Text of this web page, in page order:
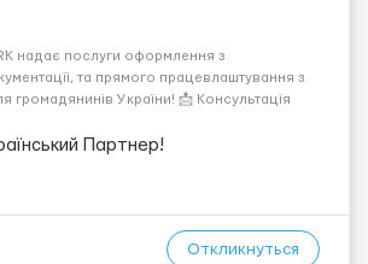
надає послуги оформлення з
та прямого працевлаштування з
громадянинів України! 📩 Консультація
для консультацій \ для підбору
Партнер!
Откликнуться